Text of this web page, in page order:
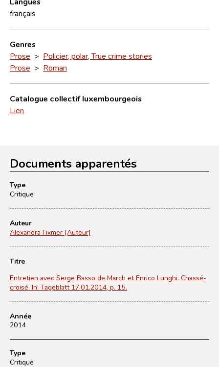
français
Genres
Prose > Policier, polar, True crime stories
Prose > Roman
Catalogue collectif luxembourgeois
Lien
Documents apparentés
Type
Critique
Auteur
Alexandra Fixmer [Auteur]
Titre
Entretien avec Serge Basso de March et Enrico Lunghi. Chassé-
croisé. In: Tageblatt 17.01.2014, p. 15.
Année
2014
Type
Critique